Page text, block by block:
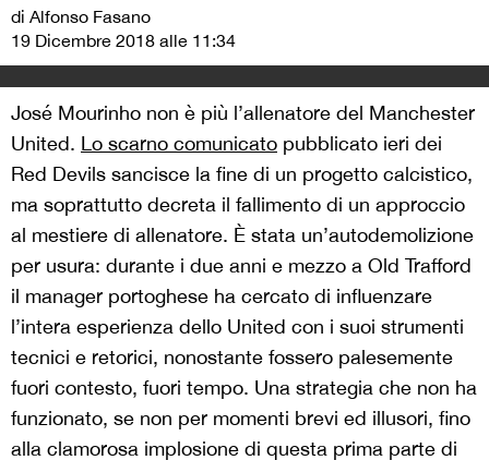
di Alfonso Fasano
19 Dicembre 2018 alle 11:34
José Mourinho non è più l’allenatore del Manchester
United. Lo scarno comunicato pubblicato ieri dei
Red Devils sancisce la fine di un progetto calcistico,
ma soprattutto decreta il fallimento di un approccio
al mestiere di allenatore. È stata un’autodemolizione
per usura: durante i due anni e mezzo a Old Trafford
il manager portoghese ha cercato di influenzare
l’intera esperienza dello United con i suoi strumenti
tecnici e retorici, nonostante fossero palesemente
fuori contesto, fuori tempo. Una strategia che non ha
funzionato, se non per momenti brevi ed illusori, fino
alla clamorosa implosione di questa prima parte di